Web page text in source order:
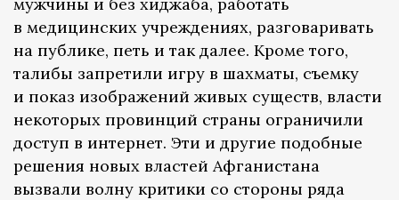
в медицинских учреждениях, разговаривать
на публике, петь и так далее. Кроме того,
талибы запретили игру в шахматы, съемку
и показ изображений живых существ, власти
некоторых провинций страны ограничили
доступ в интернет. Эти и другие подобные
решения новых властей Афганистана
вызвали волну критики со стороны ряда